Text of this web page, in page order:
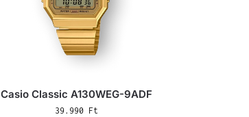
Casio Classic A130WEG-9ADF
39.990 Ft